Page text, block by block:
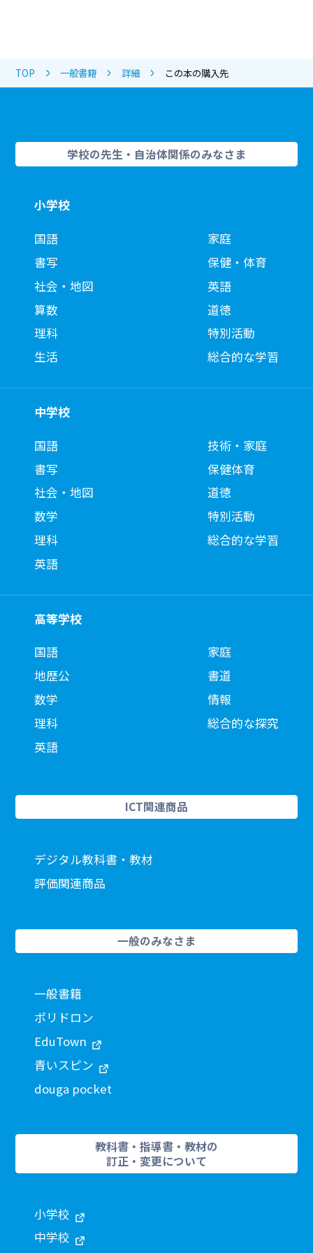
TOP 一般書籍 詳細 この本の購入先
学校の先生・自治体関係のみなさま
小学校
国語
書写
社会・地図
算数
理科
生活
家庭
保健・体育
英語
道徳
特別活動
総合的な学習
中学校
国語
書写
社会・地図
数学
理科
英語
技術・家庭
保健体育
道徳
特別活動
総合的な学習
高等学校
国語
地歴公
数学
理科
英語
家庭
書道
情報
総合的な探究
ICT関連商品
デジタル教科書・教材
評価関連商品
一般のみなさま
一般書籍
ポリドロン
EduTown
青いスピン
douga pocket
教科書・指導書・教材の
訂正・変更について
小学校
中学校